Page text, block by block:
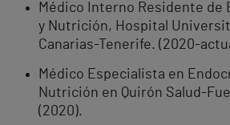
Médico Interno Residente de
y Nutrición, Hospital
Canarias-Tenerife. (2020-
Médico Especialista en
Nutrición en Quirón Salud-
(2020).